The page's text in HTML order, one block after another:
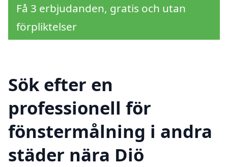
Få 3 erbjudanden, gratis och utan
förpliktelser
Sök efter en
professionell för
fönstermålning i andra
städer nära Diö